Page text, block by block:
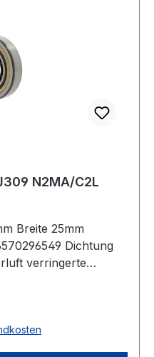
SKF Vierpunktlager QJ309 N2MA/C2L
Breite 25mm
Dichtung
verringerte
P0/PN bzw.
zwei um 180 Grad